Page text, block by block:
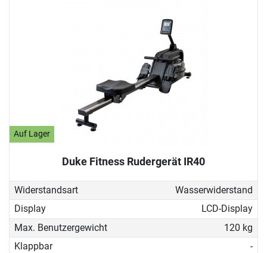
Auf Lager
Duke Fitness Rudergerät IR40
Widerstandsart
Wasserwiderstand
Display
LCD-Display
Max. Benutzergewicht
120 kg
Klappbar
-